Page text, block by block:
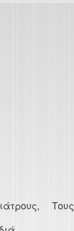
Τους